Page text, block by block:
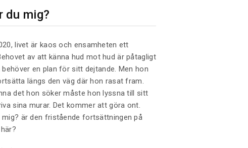
du mig?
livet är kaos och ensamheten ett
av att känna hud mot hud är påtagligt
en plan för sitt dejtande. Men hon
längs den väg där hon rasat fram.
det hon söker måste hon lyssna till sitt
sina murar. Det kommer att göra ont.
mig? är den fristående fortsättningen på